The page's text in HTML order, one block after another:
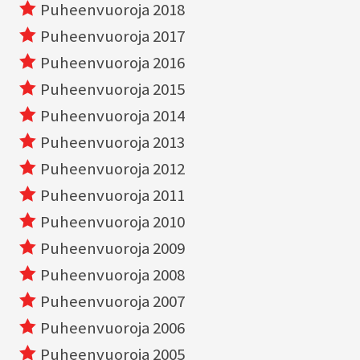
Puheenvuoroja 2018
Puheenvuoroja 2017
Puheenvuoroja 2016
Puheenvuoroja 2015
Puheenvuoroja 2014
Puheenvuoroja 2013
Puheenvuoroja 2012
Puheenvuoroja 2011
Puheenvuoroja 2010
Puheenvuoroja 2009
Puheenvuoroja 2008
Puheenvuoroja 2007
Puheenvuoroja 2006
Puheenvuoroja 2005